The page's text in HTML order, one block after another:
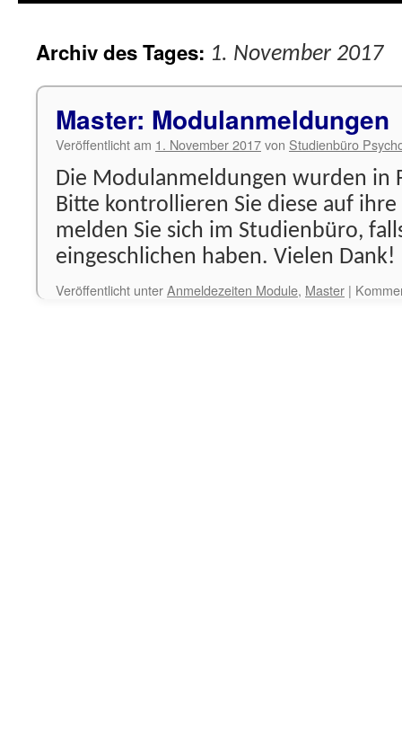
Archiv des Tages: 1. November 2017
Master: Modulanmeldungen
Veröffentlicht am 1. November 2017von Studienbüro
Die Modulanmeldungen wurden in
Bitte kontrollieren Sie diese auf
melden Sie sich im Studienbüro,
eingeschlichen haben. Vielen Dank!
Veröffentlicht unterAnmeldezeiten Module, Master |